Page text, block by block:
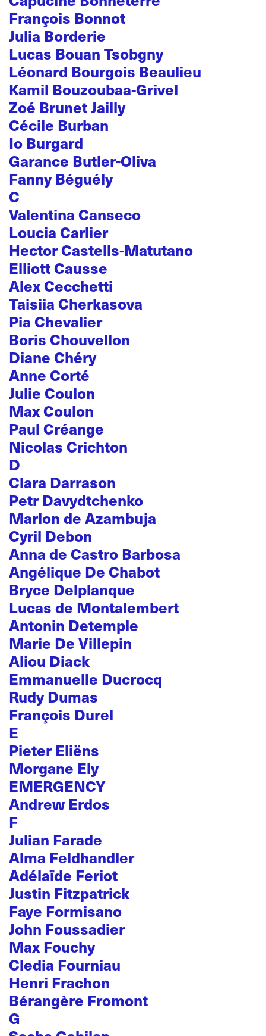
François Bonnot
Julia Borderie
Lucas Bouan Tsobgny
Léonard Bourgois Beaulieu
Kamil Bouzoubaa-Grivel
Zoé Brunet Jailly
Cécile Burban
Io Burgard
Garance Butler-Oliva
Fanny Béguély
C
Valentina Canseco
Loucia Carlier
Hector Castells-Matutano
Elliott Causse
Alex Cecchetti
Taisiia Cherkasova
Pia Chevalier
Boris Chouvellon
Diane Chéry
Anne Corté
Julie Coulon
Max Coulon
Paul Créange
Nicolas Crichton
D
Clara Darrason
Petr Davydtchenko
Marlon de Azambuja
Cyril Debon
Anna de Castro Barbosa
Angélique De Chabot
Bryce Delplanque
Lucas de Montalembert
Antonin Detemple
Marie De Villepin
Aliou Diack
Emmanuelle Ducrocq
Rudy Dumas
François Durel
E
Pieter Eliëns
Morgane Ely
EMERGENCY
Andrew Erdos
F
Julian Farade
Alma Feldhandler
Adélaïde Feriot
Justin Fitzpatrick
Faye Formisano
John Foussadier
Max Fouchy
Cledia Fourniau
Henri Frachon
Bérangère Fromont
G